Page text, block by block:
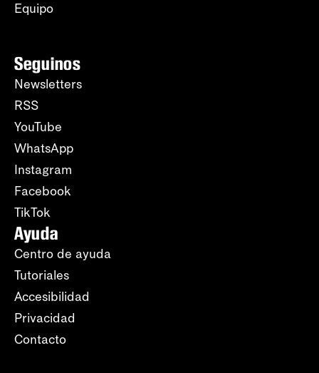
Equipo
Seguinos
Newsletters
RSS
YouTube
WhatsApp
Instagram
Facebook
TikTok
Ayuda
Centro de ayuda
Tutoriales
Accesibilidad
Privacidad
Contacto